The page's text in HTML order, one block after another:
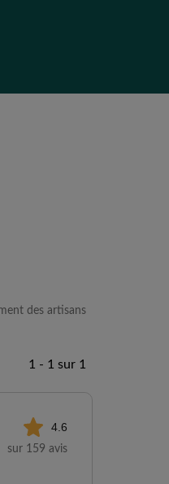
des artisans
1 - 1 sur 1
4.6
sur 159 avis